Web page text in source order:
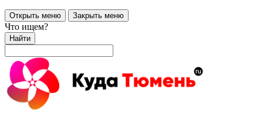
Открыть меню Закрыть меню
Что ищем?
Найти